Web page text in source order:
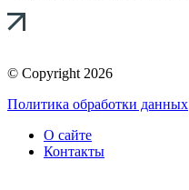
© Copyright 2026
Политика обработки данных
О сайте
Контакты